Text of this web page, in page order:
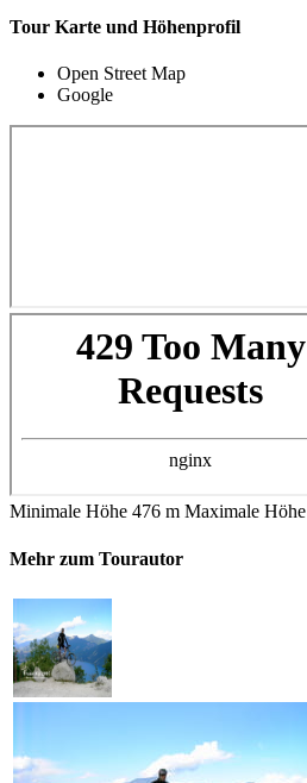
Tour Karte und Höhenprofil
Open Street Map
Google
Minimale Höhe 476 m Maximale Höhe
Mehr zum Tourautor